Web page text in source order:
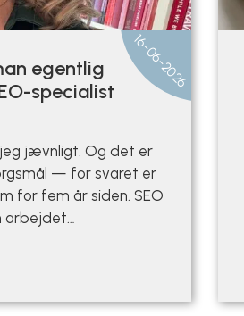
16-06-2026
egentlig
specialist
jævnligt. Og det er
— for svaret er
for fem år siden. SEO
arbejdet…